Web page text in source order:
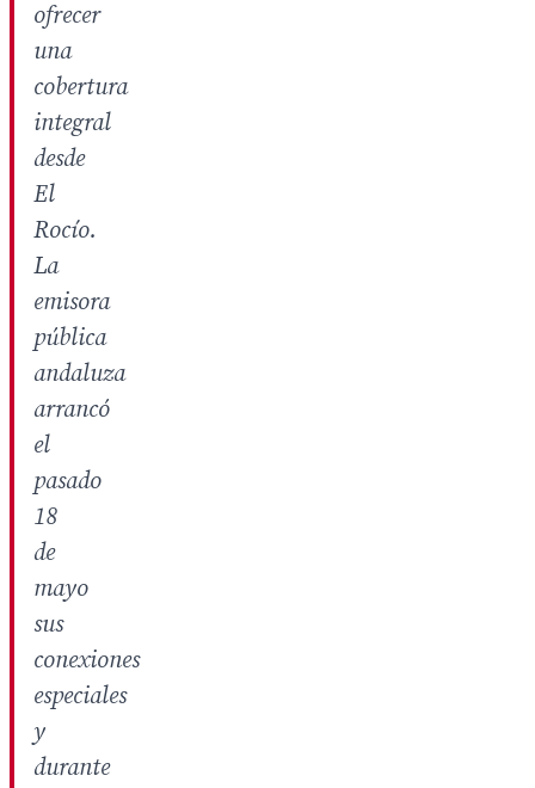
ofrecer
una
cobertura
integral
desde
El
Rocío.
La
emisora
pública
andaluza
arrancó
el
pasado
18
de
mayo
sus
conexiones
especiales
y
durante